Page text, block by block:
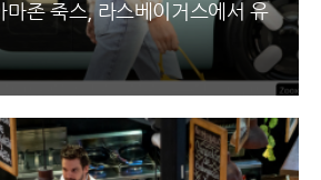
마존 죽스, 라스베이거스에서 유